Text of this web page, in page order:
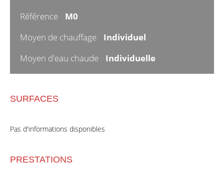
Référence
M0
Moyen de chauffage
Individuel
Moyen d'eau chaude
Individuelle
SURFACES
Pas d'informations disponibles
PRESTATIONS